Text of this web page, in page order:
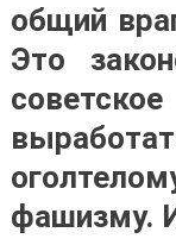
общий
Это
фашизму.